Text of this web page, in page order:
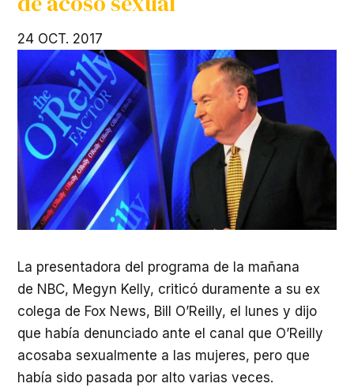
24 OCT. 2017
La presentadora del programa de la mañana
de NBC, Megyn Kelly, criticó duramente a su ex
colega de Fox News, Bill O’Reilly, el lunes y dijo
que había denunciado ante el canal que O’Reilly
acosaba sexualmente a las mujeres, pero que
había sido pasada por alto varias veces.